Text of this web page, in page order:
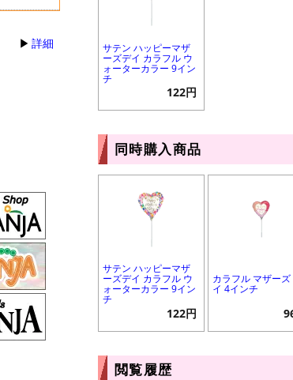
詳細 サテン ハッピーマザ
ーズデイ カラフル ウ
ォーターカラー 9イン
チ
122円
同時購入商品
サテン ハッピーマザ
ーズデイ カラフル ウ
ォーターカラー 9イン
チ
122円
カラフル マザーズ
イ 4インチ
閲覧履歴